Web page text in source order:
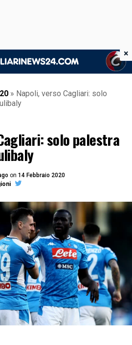
» Napoli, verso Cagliari: solo
solo palestra
on 14 Febbraio 2020
×